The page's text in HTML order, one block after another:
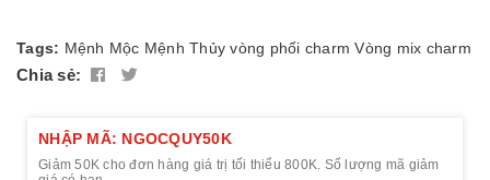
Tags: Mệnh Mộc Mệnh Thủy vòng phối charm Vòng mix charm
Chia sẻ:
NHẬP MÃ: NGOCQUY50K
Giảm 50K cho đơn hàng giá trị tối thiểu 800K. Số lượng mã giảm